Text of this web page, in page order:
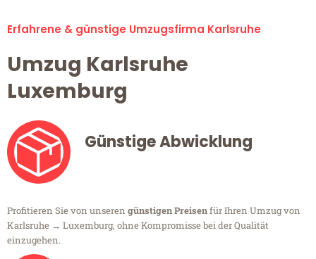
Erfahrene & günstige Umzugsfirma Karlsruhe
Umzug Karlsruhe
Luxemburg
Günstige Abwicklung
Profitieren Sie von unseren günstigen Preisenfür Ihren Umzug von
Karlsruhe → Luxemburg, ohne Kompromisse bei der Qualität
einzugehen.